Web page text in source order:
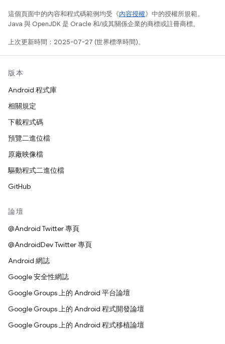
這個頁面中的內容和程式碼範例均受《內容授權》中的授權所規範。
Java 與 OpenJDK 是 Oracle 和/或其關係企業的商標或註冊商標。
上次更新時間：2025-07-27 (世界標準時間)。
版本
Android 程式庫
相關規定
下載程式碼
預覽二進位檔
原廠映像檔
驅動程式二進位檔
GitHub
論壇
@Android Twitter 專頁
@AndroidDev Twitter 專頁
Android 網誌
Google 安全性網誌
Google Groups 上的 Android 平台論壇
Google Groups 上的 Android 程式開發論壇
Google Groups 上的 Android 程式移植論壇